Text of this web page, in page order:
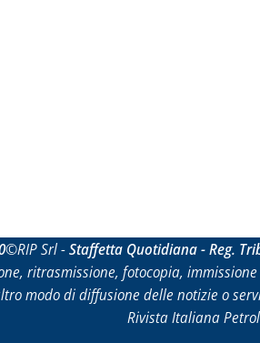
©RIP Srl -Staffetta Quotidiana - Reg.
ritrasmissione, fotocopia,
modo di diffusione delle notizie o
Rivista Italiana